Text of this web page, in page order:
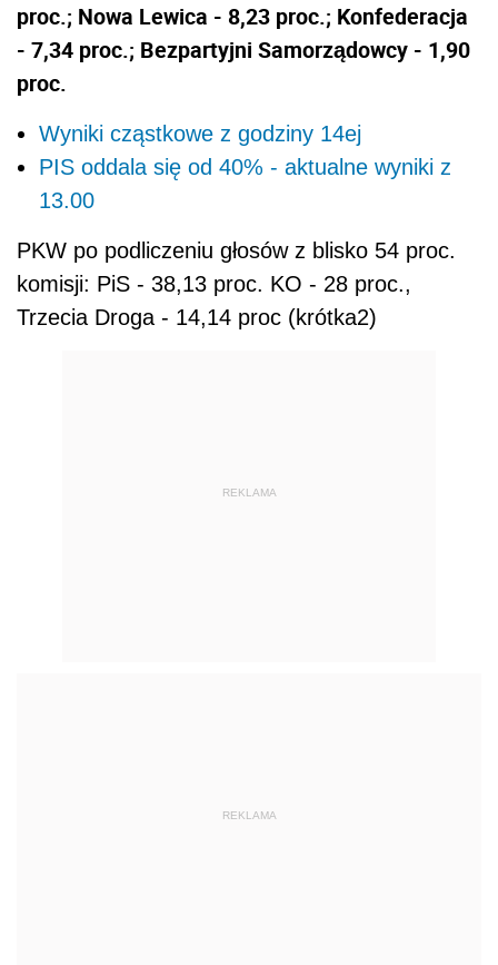
proc.; Nowa Lewica - 8,23 proc.; Konfederacja
- 7,34 proc.; Bezpartyjni Samorządowcy - 1,90
proc.
Wyniki cząstkowe z godziny 14ej
PIS oddala się od 40% - aktualne wyniki z
13.00
PKW po podliczeniu głosów z blisko 54 proc.
komisji: PiS - 38,13 proc. KO - 28 proc.,
Trzecia Droga - 14,14 proc (krótka2)
REKLAMA
REKLAMA